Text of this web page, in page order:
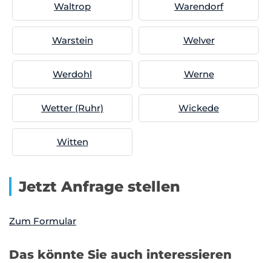
Waltrop Warendorf
Warstein Welver
Werdohl Werne
Wetter (Ruhr) Wickede
Witten
Jetzt Anfrage stellen
Zum Formular
Das könnte Sie auch interessieren